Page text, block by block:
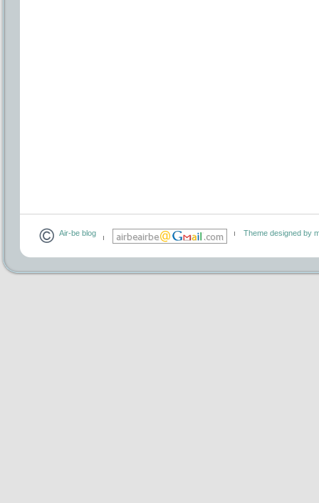
Air-be blog Theme designed by